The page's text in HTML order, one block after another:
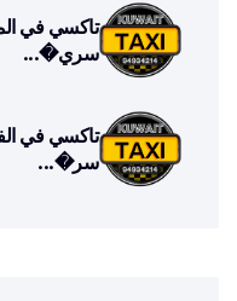
تاكسي في
سري�...
تاكسي في
سر�...